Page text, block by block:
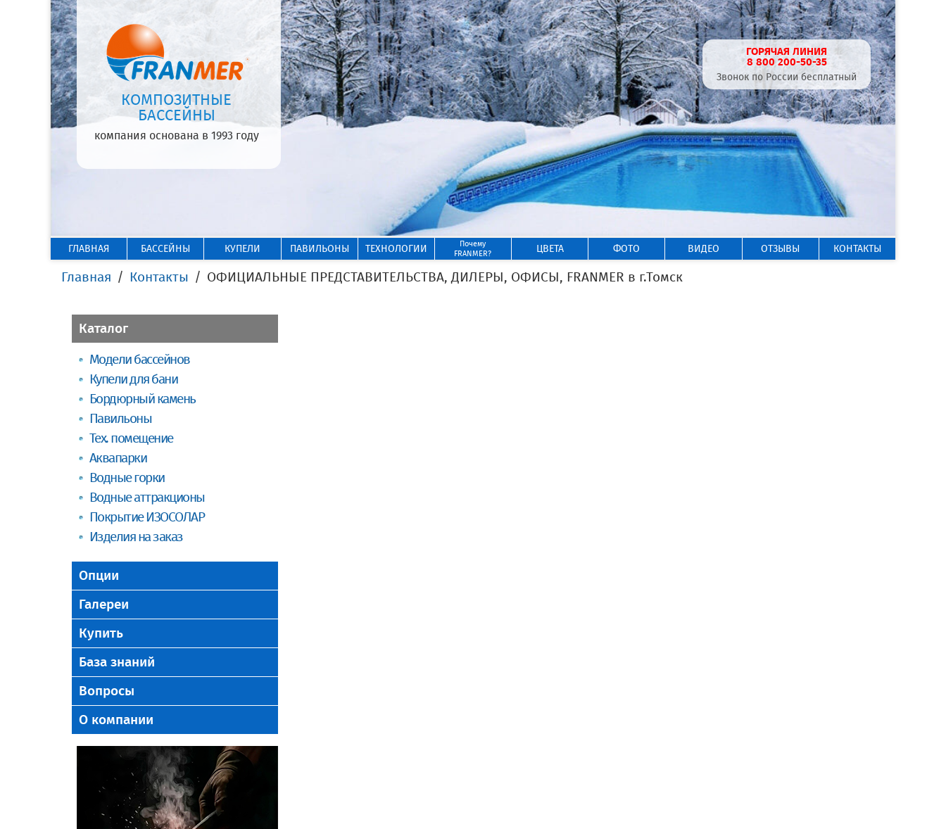
КОМПОЗИТНЫЕ
БАССЕЙНЫ
компания основана в 1993 году
ГОРЯЧАЯ ЛИНИЯ
8 800 200-50-35
Звонок по России бесплатный
ГЛАВНАЯ БАССЕЙНЫ КУПЕЛИ ПАВИЛЬОНЫ ТЕХНОЛОГИИ
Почему
FRANMER?
ЦВЕТА ФОТО ВИДЕО ОТЗЫВЫ КОНТАКТЫ
Главная Контакты ОФИЦИАЛЬНЫЕ ПРЕДСТАВИТЕЛЬСТВА, ДИЛЕРЫ, ОФИСЫ, FRANMER в г.Томск
Каталог
Модели бассейнов
Купели для бани
Бордюрный камень
Павильоны
Тех. помещение
Аквапарки
Водные горки
Водные аттракционы
Покрытие ИЗОСОЛАР
Изделия на заказ
Опции
Галереи
Купить
База знаний
Вопросы
О компании